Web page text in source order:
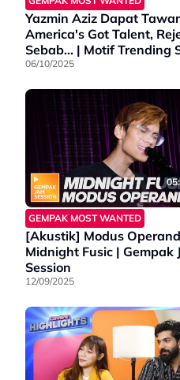
Yazmin Aziz Dapat
America's Got Talent,
Sebab... | Motif Trending
06/10/2025
GEMPAK MOST WANTED
[Akustik] Modus
Midnight Fusic | Gempak
Session
12/09/2025